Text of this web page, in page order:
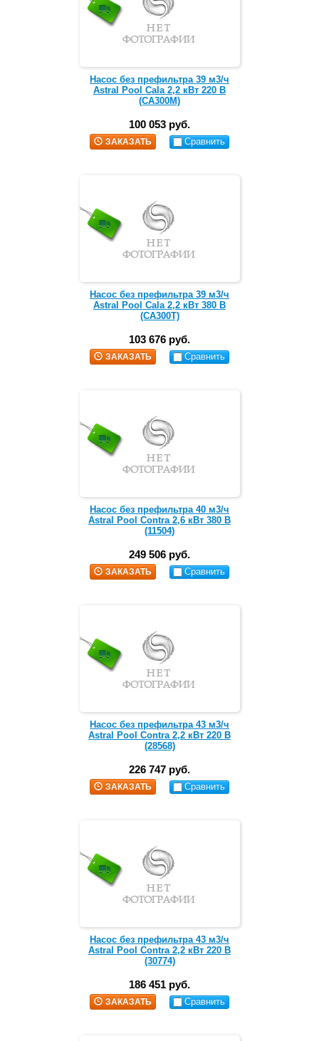
Насос без префильтра 39 м3/ч
Astral Pool Cala 2,2 кВт 220 В
(CA300M)
100 053 руб.
ЗАКАЗАТЬ Сравнить
Насос без префильтра 39 м3/ч
Astral Pool Cala 2,2 кВт 380 В
(CA300T)
103 676 руб.
ЗАКАЗАТЬ Сравнить
Насос без префильтра 40 м3/ч
Astral Pool Contra 2,6 кВт 380 В
(11504)
249 506 руб.
ЗАКАЗАТЬ Сравнить
Насос без префильтра 43 м3/ч
Astral Pool Contra 2,2 кВт 220 В
(28568)
226 747 руб.
ЗАКАЗАТЬ Сравнить
Насос без префильтра 43 м3/ч
Astral Pool Contra 2,2 кВт 220 В
(30774)
186 451 руб.
ЗАКАЗАТЬ Сравнить